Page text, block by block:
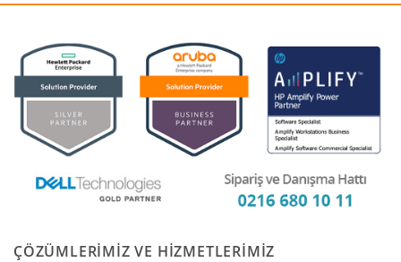
ÇÖZÜMLERIMIZ VE HIZMETLERIMIZ